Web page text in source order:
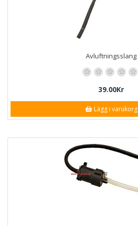
Avluftningsslang
39.00Kr
Lägg i varukorg